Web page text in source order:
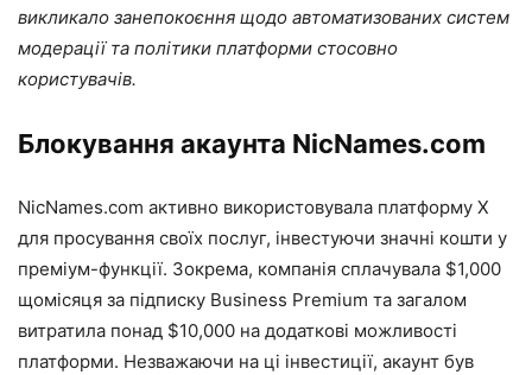
викликало занепокоєння щодо автоматизованих систем
модерації та політики платформи стосовно
користувачів.
Блокування акаунта NicNames.com
NicNames.com активно використовувала платформу X
для просування своїх послуг, інвестуючи значні кошти у
преміум-функції. Зокрема, компанія сплачувала $1,000
щомісяця за підписку Business Premium та загалом
витратила понад $10,000 на додаткові можливості
платформи. Незважаючи на ці інвестиції, акаунт був